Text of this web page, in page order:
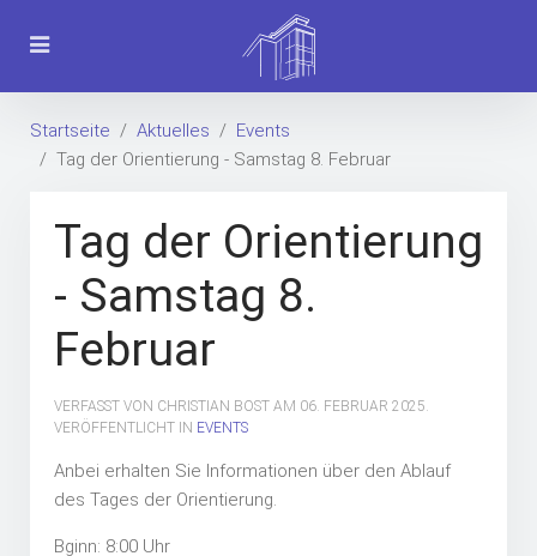
Startseite Aktuelles
Events
Tag der Orientierung - Samstag 8. Februar
Tag der Orientierung
- Samstag 8.
Februar
VERFASST VON CHRISTIAN BOST AM 06. FEBRUAR 2025.
VERÖFFENTLICHT IN EVENTS
Anbei erhalten Sie Informationen über den Ablauf
des Tages der Orientierung.
Bginn: 8:00 Uhr